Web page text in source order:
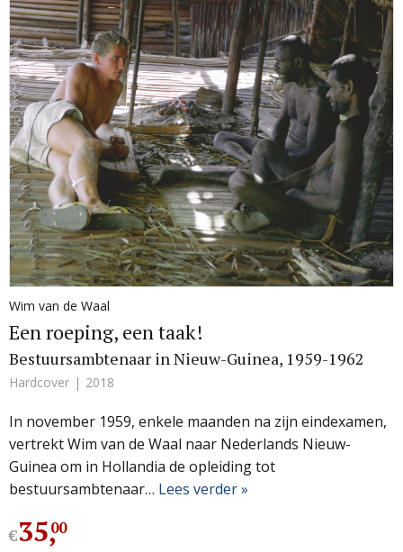
Wim van de Waal
Een roeping, een taak!
Bestuursambtenaar in Nieuw-Guinea, 1959-1962
Hardcover 2018
In november 1959, enkele maanden na zijn eindexamen,
vertrekt Wim van de Waal naar Nederlands Nieuw-
Guinea om in Hollandia de opleiding tot
bestuursambtenaar… Lees verder »
€35,00